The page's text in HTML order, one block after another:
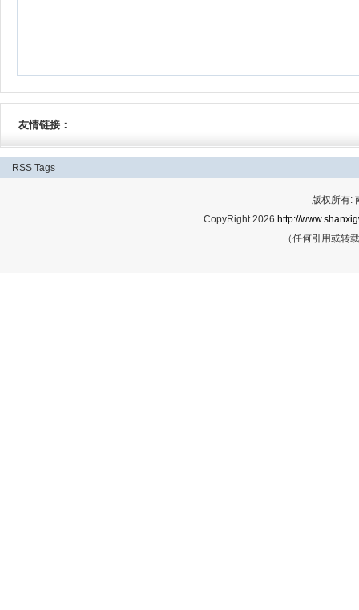
友情链接：
RSS Tags
版权所有:
CopyRight 2026 http://
（任何引用或转